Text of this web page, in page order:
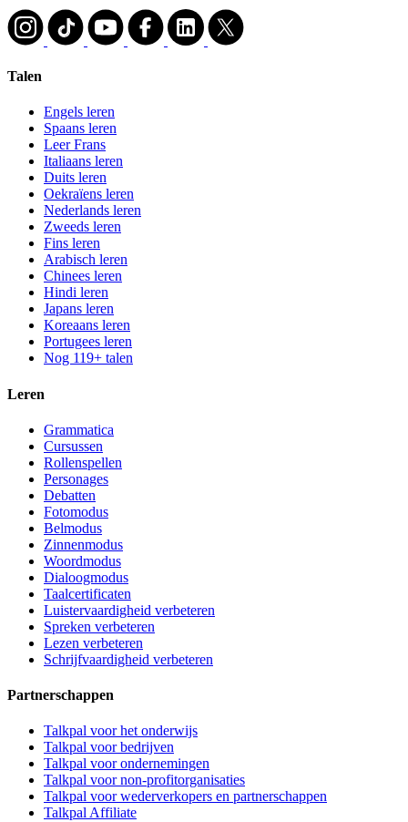
Talen
Engels leren
Spaans leren
Leer Frans
Italiaans leren
Duits leren
Oekraïens leren
Nederlands leren
Zweeds leren
Fins leren
Arabisch leren
Chinees leren
Hindi leren
Japans leren
Koreaans leren
Portugees leren
Nog 119+ talen
Leren
Grammatica
Cursussen
Rollenspellen
Personages
Debatten
Fotomodus
Belmodus
Zinnenmodus
Woordmodus
Dialoogmodus
Taalcertificaten
Luistervaardigheid verbeteren
Spreken verbeteren
Lezen verbeteren
Schrijfvaardigheid verbeteren
Partnerschappen
Talkpal voor het onderwijs
Talkpal voor bedrijven
Talkpal voor ondernemingen
Talkpal voor non-profitorganisaties
Talkpal voor wederverkopers en partnerschappen
Talkpal Affiliate